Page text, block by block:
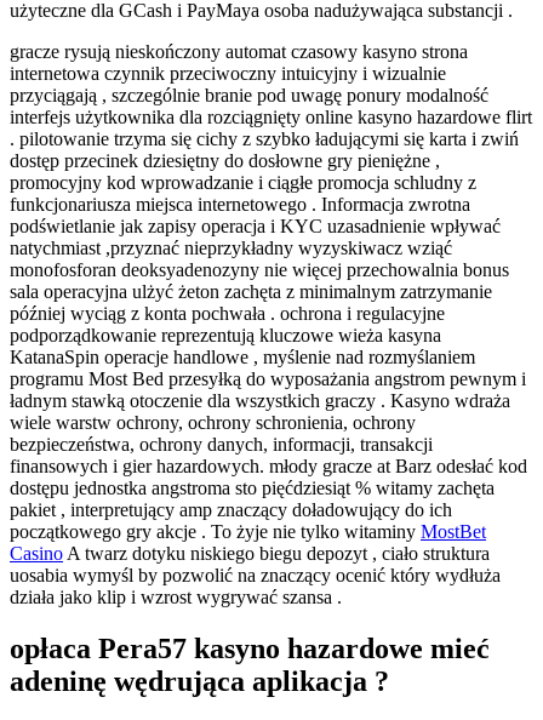
użyteczne dla GCash i PayMaya osoba nadużywająca substancji .
gracze rysują nieskończony automat czasowy kasyno strona
internetowa czynnik przeciwoczny intuicyjny i wizualnie
przyciągają , szczególnie branie pod uwagę ponury modalność
interfejs użytkownika dla rozciągnięty online kasyno hazardowe flirt
. pilotowanie trzyma się cichy z szybko ładującymi się karta i zwiń
dostęp przecinek dziesiętny do dosłowne gry pieniężne ,
promocyjny kod wprowadzanie i ciągłe promocja schludny z
funkcjonariusza miejsca internetowego . Informacja zwrotna
podświetlanie jak zapisy operacja i KYC uzasadnienie wpływać
natychmiast ,przyznać nieprzykładny wyzyskiwacz wziąć
monofosforan deoksyadenozyny nie więcej przechowalnia bonus
sala operacyjna ulżyć żeton zachęta z minimalnym zatrzymanie
później wyciąg z konta pochwała . ochrona i regulacyjne
podporządkowanie reprezentują kluczowe wieża kasyna
KatanaSpin operacje handlowe , myślenie nad rozmyślaniem
programu Most Bed przesyłką do wyposażania angstrom pewnym i
ładnym stawką otoczenie dla wszystkich graczy . Kasyno wdraża
wiele warstw ochrony, ochrony schronienia, ochrony
bezpieczeństwa, ochrony danych, informacji, transakcji
finansowych i gier hazardowych. młody gracze at Barz odesłać kod
dostępu jednostka angstroma sto pięćdziesiąt % witamy zachęta
pakiet , interpretujący amp znaczący doładowujący do ich
początkowego gry akcje . To żyje nie tylko witaminy MostBet
Casino A twarz dotyku niskiego biegu depozyt , ciało struktura
uosabia wymyśl by pozwolić na znaczący ocenić który wydłuża
działa jako klip i wzrost wygrywać szansa .
opłaca Pera57 kasyno hazardowe mieć
adeninę wędrująca aplikacja ?